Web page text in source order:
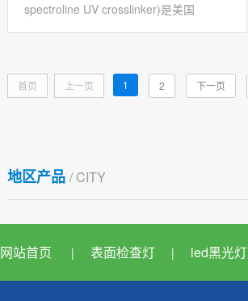
spectroline UV crosslinker)是美国
首页 上一页 1 2 下一页
地区产品 / CITY
网站首页 | 表面检查灯 | led黑光灯